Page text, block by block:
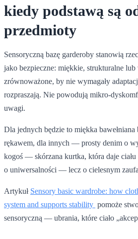
kiedy podstawą są
przedmioty
Sensoryczną bazę garderoby stanowią
jako bezpieczne: miękkie, strukturalne lub
zrównoważone, by nie wymagały
rozpraszają. Nie powodują mikro-
uwagi.
Dla jednych będzie to miękka bawełniana
rękawem, dla innych — prosty denim o
kogoś — skórzana kurtka, która daje
o uniwersalności — lecz o cielesnym
Artykuł Sensory basic wardrobe: how
system and supports stability pomoże
sensoryczną — ubrania, które ciało